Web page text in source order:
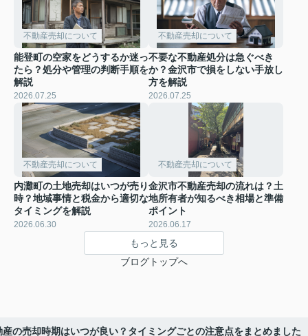
不動産売却について
能登町の空家をどうするか迷っ
たら？処分や管理の判断手順を
解説
2026.07.25
不動産売却について
不要な不動産処分は急ぐべき
か？金沢市で損をしない手放し
方を解説
2026.07.25
不動産売却について
内灘町の土地売却はいつが売り
時？地域事情と税金から適切な
タイミングを解説
2026.06.30
不動産売却について
金沢市不動産売却の流れは？土
地所有者が知るべき相場と準備
ポイント
2026.06.17
もっと見る
ブログトップへ
産の売却時期はいつが良い？タイミングごとの注意点をまとめました